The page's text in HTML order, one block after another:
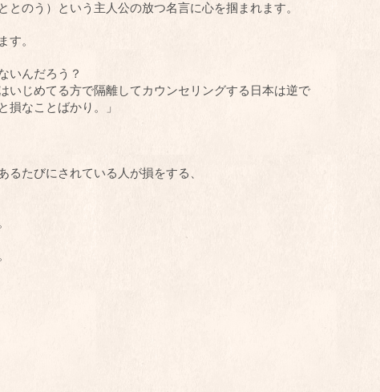
のう）という主人公の放つ名言に心を掴まれます。
す。
いんだろう？
いじめてる方で隔離してカウンセリングする日本は逆で
損なことばかり。」
たびにされている人が損をする、